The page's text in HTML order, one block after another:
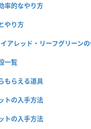
率的なやり方
やり方
アレッド・リーフグリーン
一覧
もらえる道具
トの入手方法
トの入手方法